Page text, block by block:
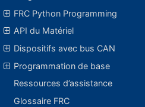
FRC Python Programming
API du Matériel
Dispositifs avec bus CAN
Programmation de base
Ressources d’assistance
Glossaire FRC